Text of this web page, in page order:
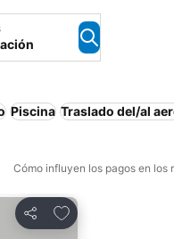
Piscina Traslado del/al
Cómo influyen los pagos en los
Compartir
Añadir a favoritos